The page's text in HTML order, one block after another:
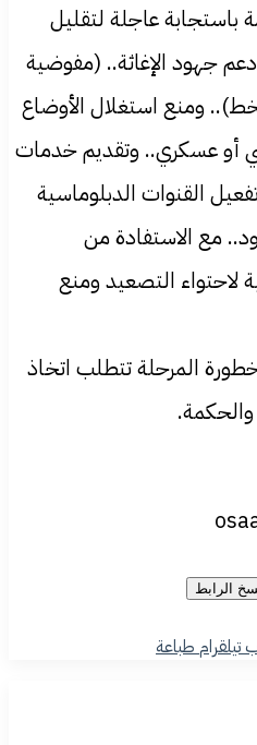
باستجابة عاجلة لتقليل
جهود الإغاثة.. (مفوضية
ومنع استغلال الأوضاع
أو عسكري.. وتقديم خدمات
القنوات الدبلوماسية
مع الاستفادة من
لاحتواء التصعيد ومنع
المرحلة تتطلب اتخاذ
الرابط
تيلقرامطباعة